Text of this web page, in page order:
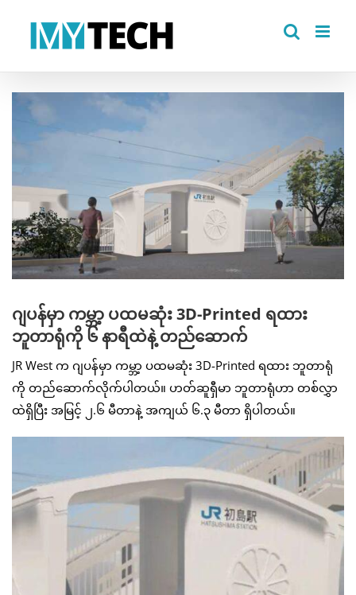
View
Larger
Image
ဂျပန်မှာ ကမ္ဘာ့ ပထမဆုံး 3D-Printed ရထား
ဘူတာရုံကို ၆ နာရီထဲနဲ့ တည်ဆောက်
JR West က ဂျပန်မှာ ကမ္ဘာ့ ပထမဆုံး 3D-Printed ရထား ဘူတာရုံ
ကို တည်ဆောက်လိုက်ပါတယ်။ ဟတ်ဆူရှီမာ ဘူတာရုံဟာ တစ်လွှာ
ထဲရှိပြီး အမြင့် ၂.၆ မီတာနဲ့ အကျယ် ၆.၃ မီတာ ရှိပါတယ်။